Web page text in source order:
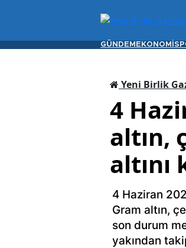
GÜNDEM EKONOMİ
Yeni Birlik
4
altın,
altını
4 Haziran
Gram altın,
son durum
yakından